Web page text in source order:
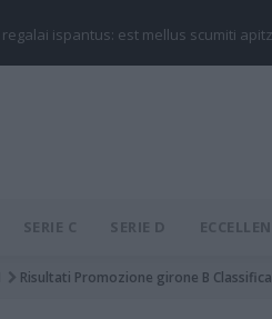
regalai ispantus: est mellus scumiti
SERIE C SERIE D
Risultati Promozione girone B